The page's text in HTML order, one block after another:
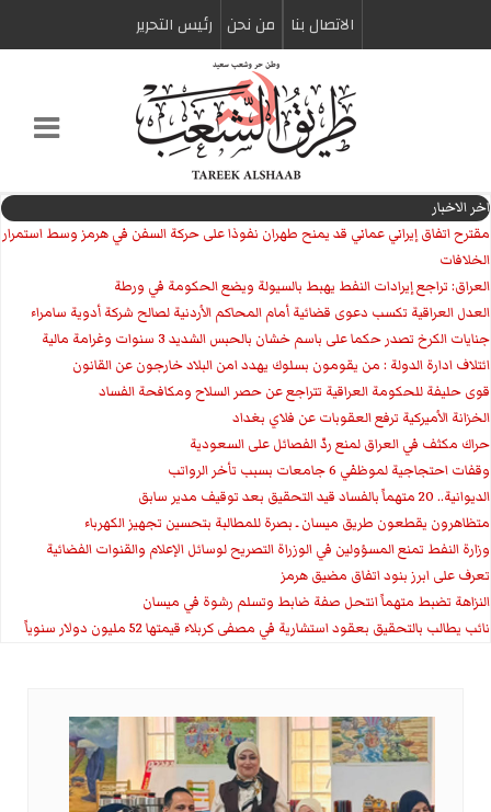
الاتصال بنا من نحن رئیس التحریر
اخر الاخبار
مقترح اتفاق إيراني عماني قد يمنح طهران نفوذا على حركة السفن في هرمز وسط استمرار
الخلافات
العراق: تراجع إيرادات النفط يهبط بالسيولة ويضع الحكومة في ورطة
العدل العراقية تكسب دعوى قضائية أمام المحاكم الأردنية لصالح شركة أدوية سامراء
جنايات الكرخ تصدر حكما على باسم خشان بالحبس الشديد 3 سنوات وغرامة مالية
ائتلاف ادارة الدولة : من يقومون بسلوك يهدد امن البلاد خارجون عن القانون
قوى حليفة للحكومة العراقية تتراجع عن حصر السلاح ومكافحة الفساد
الخزانة الأميركية ترفع العقوبات عن فلاي بغداد
حراك مكثف في العراق لمنع ردّ الفصائل على السعودية
وقفات احتجاجية لموظفي 6 جامعات بسبب تأخر الرواتب
الديوانية.. 20 متهماً بالفساد قيد التحقيق بعد توقيف مدير سابق
متظاهرون يقطعون طريق ميسان ـ بصرة للمطالبة بتحسين تجهيز الكهرباء
وزارة النفط تمنع المسؤولين في الوزراة التصريح لوسائل الإعلام والقنوات الفضائية
تعرف على ابرز بنود اتفاق مضيق هرمز
النزاهة تضبط متهماً انتحل صفة ضابط وتسلم رشوة في ميسان
نائب يطالب بالتحقيق بعقود استشارية في مصفى كربلاء قيمتها 52 مليون دولار سنوياً